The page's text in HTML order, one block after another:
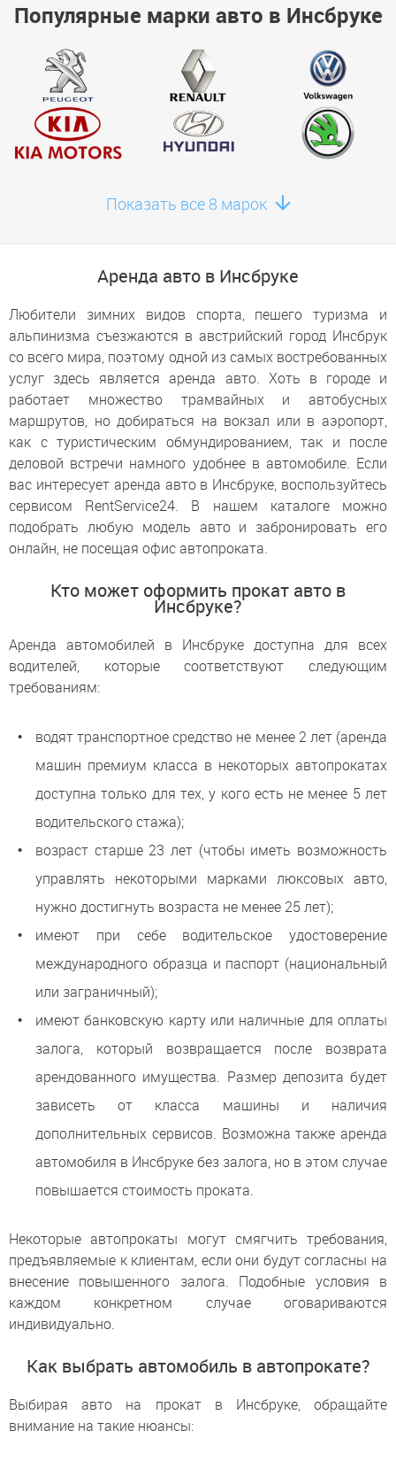
Популярные марки авто в Инсбруке
Показать все 8 марок
Аренда авто в Инсбруке
Любители зимних видов спорта, пешего туризма и
альпинизма съезжаются в австрийский город Инсбрук
со всего мира, поэтому одной из самых востребованных
услуг здесь является аренда авто. Хоть в городе и
работает множество трамвайных и автобусных
маршрутов, но добираться на вокзал или в аэропорт,
как с туристическим обмундированием, так и после
деловой встречи намного удобнее в автомобиле. Если
вас интересует аренда авто в Инсбруке, воспользуйтесь
сервисом RentService24. В нашем каталоге можно
подобрать любую модель авто и забронировать его
онлайн, не посещая офис автопроката.
Кто может оформить прокат авто в
Инсбруке?
Аренда автомобилей в Инсбруке доступна для всех
водителей, которые соответствуют следующим
требованиям:
водят транспортное средство не менее 2 лет (аренда
машин премиум класса в некоторых автопрокатах
доступна только для тех, у кого есть не менее 5 лет
водительского стажа);
возраст старше 23 лет (чтобы иметь возможность
управлять некоторыми марками люксовых авто,
нужно достигнуть возраста не менее 25 лет);
имеют при себе водительское удостоверение
международного образца и паспорт (национальный
или заграничный);
имеют банковскую карту или наличные для оплаты
залога, который возвращается после возврата
арендованного имущества. Размер депозита будет
зависеть от класса машины и наличия
дополнительных сервисов. Возможна также аренда
автомобиля в Инсбруке без залога, но в этом случае
повышается стоимость проката.
Некоторые автопрокаты могут смягчить требования,
предъявляемые к клиентам, если они будут согласны на
внесение повышенного залога. Подобные условия в
каждом конкретном случае оговариваются
индивидуально.
Как выбрать автомобиль в автопрокате?
Выбирая авто на прокат в Инсбруке, обращайте
внимание на такие нюансы: